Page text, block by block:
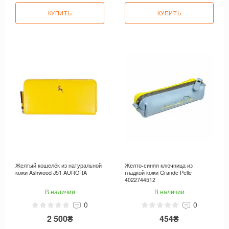
КУПИТЬ КУПИТЬ
Желтый кошелёк из натуральной
кожи Ashwood J51 AURORA
В наличии
0
2 500₴
Желто-синяя ключница из
гладкой кожи Grande Pelle
4022744512
В наличии
0
454₴